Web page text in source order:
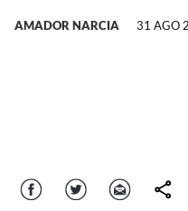
AMADOR NARCIA 31 AGO
Facebook Twitter Correo comparte